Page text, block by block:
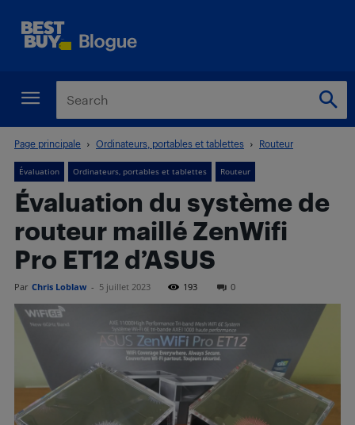
Page principale Ordinateurs, portables et tablettes Routeur
Évaluation Ordinateurs, portables et tablettes Routeur
Évaluation du système de
routeur maillé ZenWifi
Pro ET12 d’ASUS
Par Chris Loblaw - 5 juillet 2023 193 0